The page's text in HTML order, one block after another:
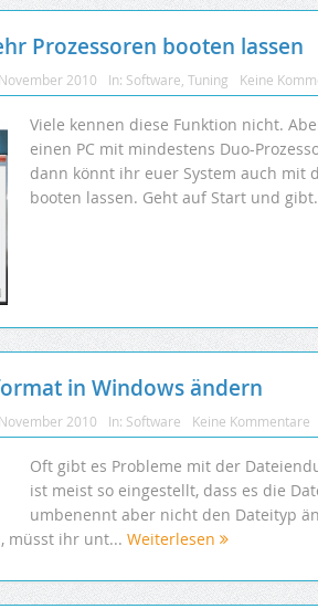
Prozessoren booten lassen
2010 In: Software Tuning Keine
Viele kennen diese Funktion nicht.
einen PC mit mindestens Duo-
dann könnt ihr euer System auch mit
booten lassen. Geht auf Start und
in Windows ändern
2010 In: Software Keine Kommentare
Oft gibt es Probleme mit der
ist meist so eingestellt, dass es die
umbenennt aber nicht den Dateityp
müsst ihr unt... Weiterlesen